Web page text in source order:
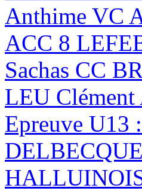
Anthime VC
ACC 8
Sachas CC
LEU
Epreuve U13